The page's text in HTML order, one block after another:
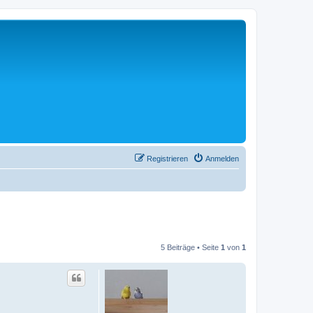
Anmelden
Registrieren
5 Beiträge • Seite 1 von 1